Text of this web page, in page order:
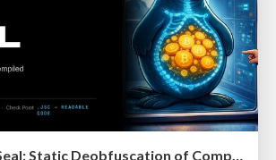
Breaking the Seal: Static Deobfuscation of Compiled V8 JavaScript Bytecode Malware